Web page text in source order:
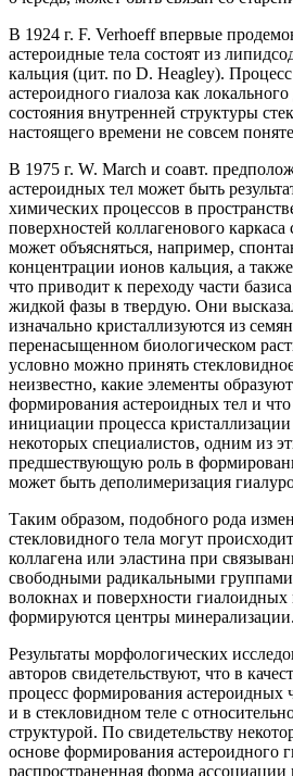
В 1924 г. F. Verhoeff впервые
астероидные тела состоят из
кальция (цит. по D. Heagley).
астероидного гиалоза как
состояния внутренней структуры
настоящего времени не совсем
В 1975 г. W. March и соавт.
астероидных тел может быть
химических процессов в
поверхностей коллагенового
может объясняться, например,
концентрации ионов кальция, а
что приводит к переходу части
жидкой фазы в твердую. Они
изначально кристаллизуются из
перенасыщенном биологическом
условно можно принять
неизвестно, какие элементы
формирования астероидных тел и
инициации процесса
некоторых специалистов, одним из
предшествующую роль в
может быть деполимеризация
Таким образом, подобного рода
стекловидного тела могут
коллагена или эластина при
свободными радикальными
волокнах и поверхности гиалоидных
формируются центры минерализации.
Результаты морфологических
авторов свидетельствуют, что в
процесс формирования астероидных
и в стекловидном теле с
структурой. По свидетельству
основе формирования астероидного
распространенная форма